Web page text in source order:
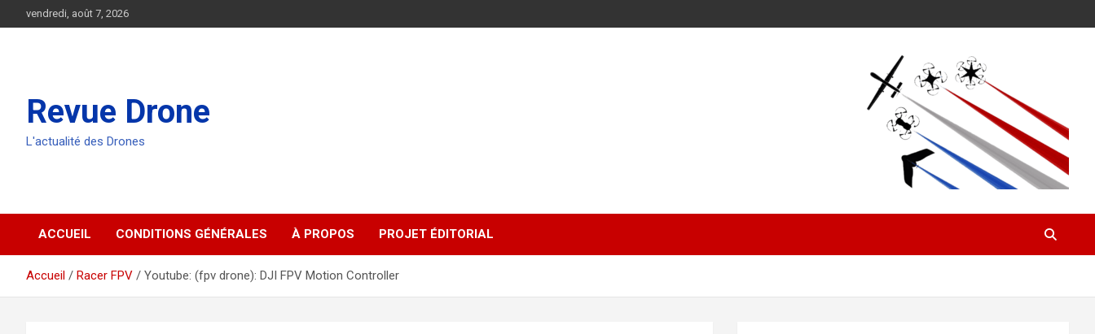
au
vendredi, août 7, 2026
Revue Drone
L'actualité des Drones
ACCUEIL CONDITIONS GÉNÉRALES À PROPOS PROJET ÉDITORIAL
Accueil Racer FPV Youtube: (fpv drone): DJI FPV Motion Controller